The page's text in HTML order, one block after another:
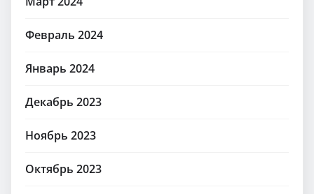
Февраль 2024
Январь 2024
Декабрь 2023
Ноябрь 2023
Октябрь 2023